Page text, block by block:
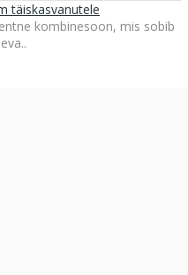
täiskasvanutele
kombinesoon, mis sobib